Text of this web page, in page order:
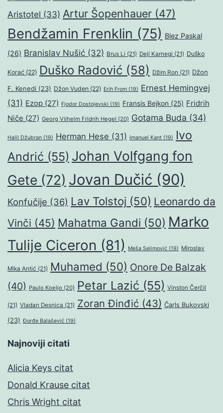
Aristotel (33) Artur Šopenhauer (47)
Bendžamin Frenklin (75) Blez Paskal
(26) Branislav Nušić (32) Brus Li (21) Dejl Karnegi (21) Duško
Korać (22) Duško Radović (58) Džim Ron (21) Džon
F. Kenedi (23) Džon Vuden (22) Erih From (19) Ernest Hemingvej
(31) Ezop (27) Fjodor Dostojevski (19) Fransis Bejkon (25) Fridrih
Niče (27) Georg Vilhelm Fridrih Hegel (20) Gotama Buda (34)
Halil Džubran (19) Herman Hese (31) Imanuel Kant (19)
Ivo
Andrić (55) Johan Volfgang fon
Gete (72) Jovan Dučić (90)
Konfučije (36) Lav Tolstoj (50) Leonardo da
Vinči (45) Mahatma Gandi (50) Marko
Tulije Ciceron (81) Meša Selimović (19) Miroslav
Mika Antić (21) Muhamed (50) Onore De Balzak
(40) Paulo Koeljo (20) Petar Lazić (55) Vinston Čerčil
(21) Vladan Desnica (21) Zoran Đinđić (43) Čarls Bukovski
(23) Đorđe Balašević (19)
Najnoviji citati
Alicia Keys citat
Donald Krause citat
Chris Wright citat